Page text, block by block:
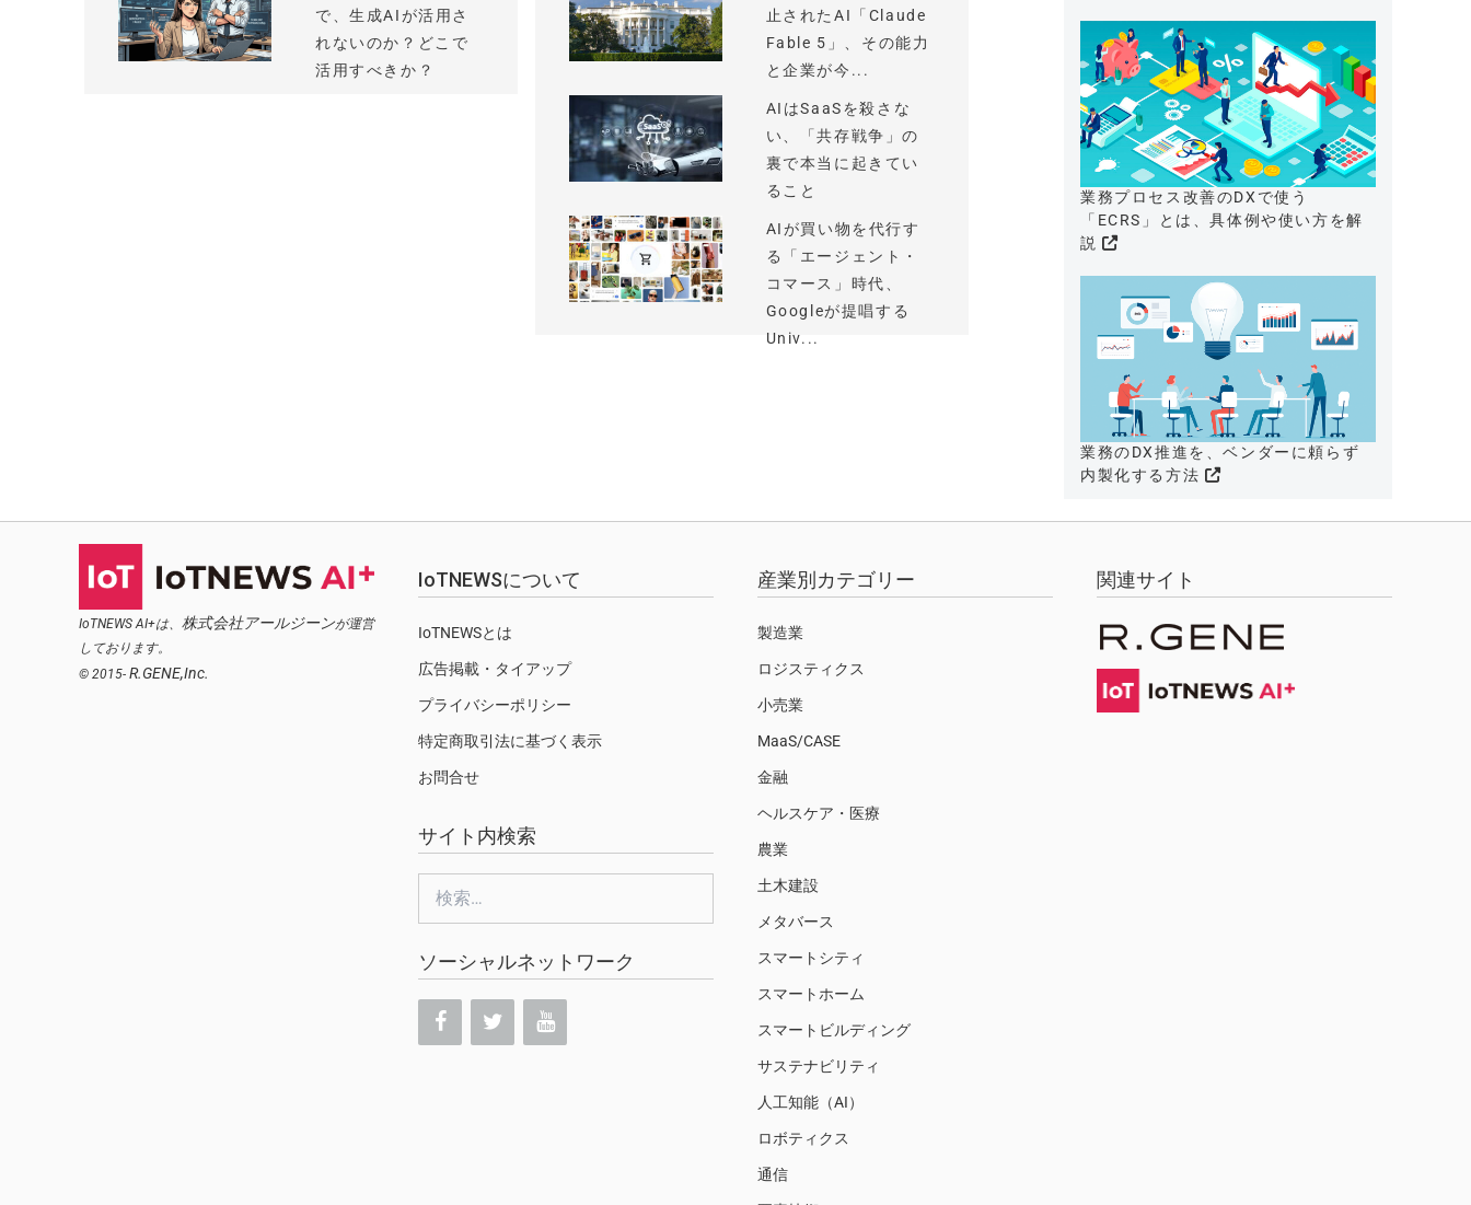
で、生成AIが活用さ
れないのか？どこで
活用すべきか？
止されたAI「Claude
Fable 5」、その能力
と企業が今...
AIはSaaSを殺さな
い、「共存戦争」の
裏で本当に起きてい
ること
AIが買い物を代行す
る「エージェント・
コマース」時代、
Googleが提唱する
Univ...
業務プロセス改善のDXで使う
「ECRS」とは、具体例や使い方を解
説
業務のDX推進を、ベンダーに頼らず
内製化する方法
IoTNEWS AI+は、 株式会社アールジーンが運営
しております。
© 2015- R.GENE,Inc.
IoTNEWSについて
IoTNEWSとは
広告掲載・タイアップ
プライバシーポリシー
特定商取引法に基づく表示
お問合せ
サイト内検索
索:
ソーシャルネットワーク
産業別カテゴリー
製造業
ロジスティクス
小売業
MaaS/CASE
金融
ヘルスケア・医療
農業
土木建設
メタバース
スマートシティ
スマートホーム
スマートビルディング
サステナビリティ
人工知能（AI）
ロボティクス
通信
関連サイト